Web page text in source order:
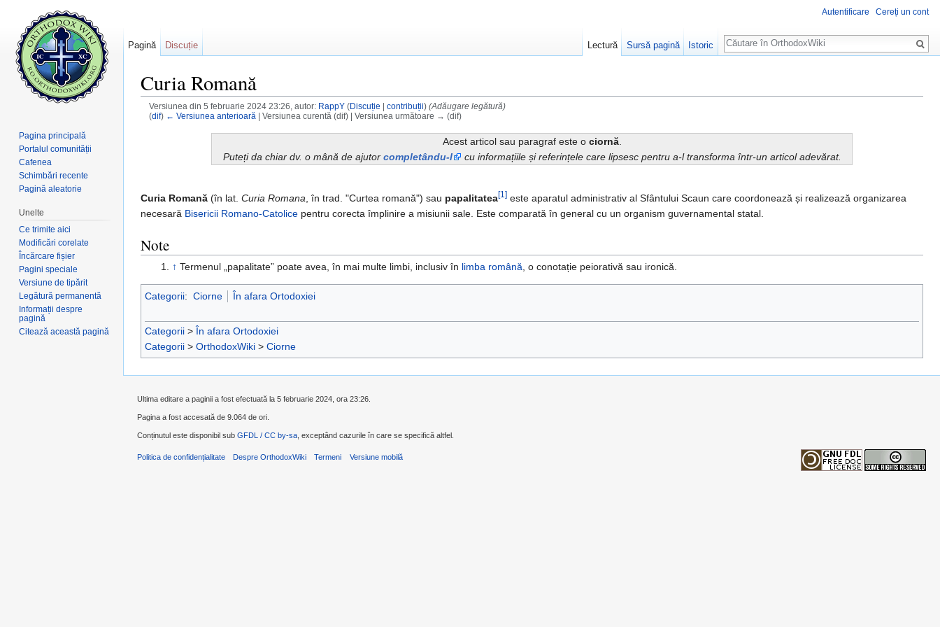
Curia Romană
Versiunea din 5 februarie 2024 23:26, autor: RappY (Discuție contribuții) (Adăugare legătură)
(dif) ← Versiunea anterioară | Versiunea curentă (dif) | Versiunea următoare → (dif)
Acest articol sau paragraf este o ciornă.
Puteți da chiar dv. o mână de ajutor completându-l cu informațiile și referințele care lipsesc pentru a-l transforma într-un articol adevărat.
Curia Romană (în lat. Curia Romana , în trad. "Curtea romană") sau papalitatea[1] este aparatul administrativ al Sfântului Scaun care coordonează și realizează organizarea
necesară Bisericii Romano-Catolice pentru corecta împlinire a misiunii sale. Este comparată în general cu un organism guvernamental statal.
Note
↑ Termenul „papalitate” poate avea, în mai multe limbi, inclusiv în limba română , o conotație peiorativă sau ironică.
Categorii: Ciorne În afara Ortodoxiei
Categorii > În afara Ortodoxiei
Categorii > OrthodoxWiki > Ciorne
Autentificare Cereți un cont
Pagină Discuție Lectură Sursă pagină Istoric
Căutare
Pagina principală
Portalul comunității
Cafenea
Schimbări recente
Pagină aleatorie
Unelte
Ce trimite aici
Modificări corelate
Încărcare fișier
Pagini speciale
Versiune de tipărit
Legătură permanentă
Informații despre
pagină
Citează această pagină
Ultima editare a paginii a fost efectuată la 5 februarie 2024, ora 23:26.
Pagina a fost accesată de 9.064 de ori.
Conținutul este disponibil sub GFDL / CC by-sa, exceptând cazurile în care se specifică altfel.
Politica de confidențialitate Despre OrthodoxWiki Termeni Versiune mobilă